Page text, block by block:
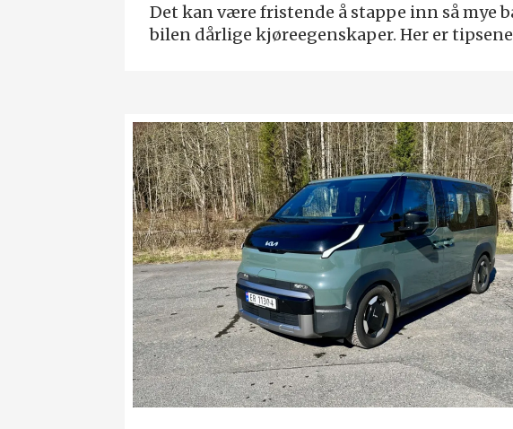
Det kan være fristende å stappe inn så mye
bilen dårlige kjøreegenskaper. Her er